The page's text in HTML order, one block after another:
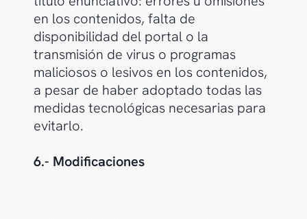
en los contenidos, falta de
disponibilidad del portal o la
transmisión de virus o programas
maliciosos o lesivos en los contenidos,
a pesar de haber adoptado todas las
medidas tecnológicas necesarias para
evitarlo.
6.- Modificaciones